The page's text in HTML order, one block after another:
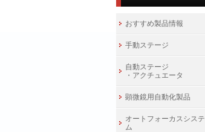
おすすめ製品情報
手動ステージ
自動ステージ
・アクチュエータ
顕微鏡用自動化製品
オートフォーカスシステ
ム